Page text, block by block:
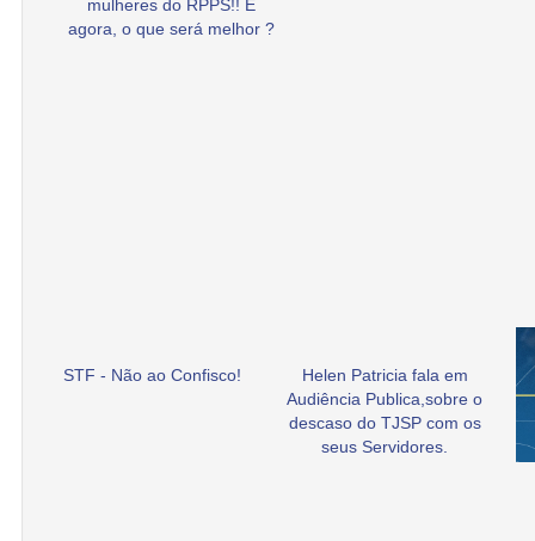
mulheres do RPPS!! E
agora, o que será melhor ?
STF - Não ao Confisco!
Helen Patricia fala em
Audiência Publica,sobre o
descaso do TJSP com os
seus Servidores.